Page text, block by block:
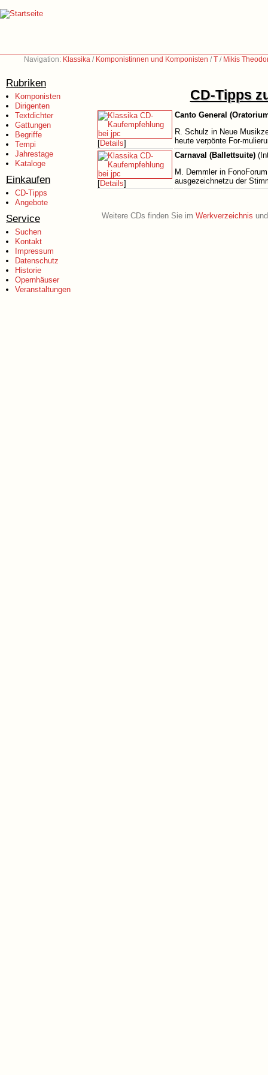
Navigation: Klassika / Komponistinnen und Komponisten /T / Mikis
Rubriken
Komponisten
Dirigenten
Textdichter
Gattungen
Begriffe
Tempi
Jahrestage
Kataloge
Einkaufen
CD-Tipps
Angebote
Service
Suchen
Kontakt
Impressum
Datenschutz
Historie
Opernhäuser
Veranstaltungen
CD-Tipps
[Details]
Canto General
R. Schulz in Neue
heute verpönte For-
[Details]
Carnaval (Ballettsuite)
M. Demmler in
ausgezeichnetzu der
Weitere CDs finden Sie im Werkverzeichnis